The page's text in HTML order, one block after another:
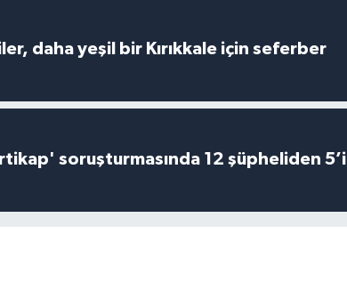
daha yeşil bir Kırıkkale için seferber
soruşturmasında 12 şüpheliden 5’i